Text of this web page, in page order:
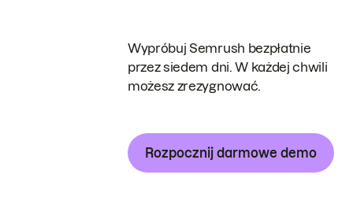
Wypróbuj Semrush bezpłatnie
przez siedem dni. W każdej chwili
możesz zrezygnować.
Rozpocznij darmowe demo